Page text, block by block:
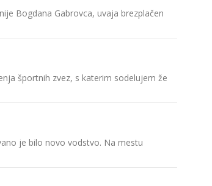
Bogdana Gabrovca, uvaja brezplačen
športnih zvez, s katerim sodelujem že
je bilo novo vodstvo. Na mestu